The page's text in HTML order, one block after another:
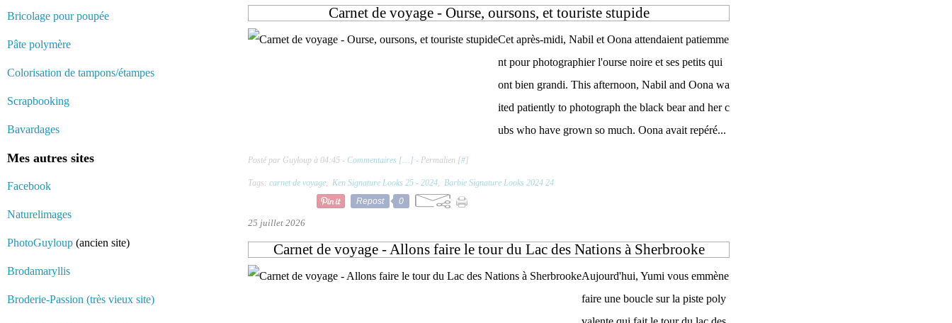
Bricolage pour poupée
Pâte polymère
Colorisation de tampons/étampes
Scrapbooking
Bavardages
Mes autres sites
Facebook
Naturelimages
PhotoGuyloup (ancien site)
Brodamaryllis
Broderie-Passion (très vieux site)
Carnet de voyage - Ourse, oursons, et touriste stupide
Cet après-midi, Nabil et Oona attendaient patiemme
nt pour photographier l'ourse noire et ses petits qui
ont bien grandi. This afternoon, Nabil and Oona wa
ited patiently to photograph the black bear and her c
ubs who have grown so much. Oona avait repéré...
Posté par Guyloup à 04:45 - Commentaires [… ] - Permalien [#]
Tags: carnet de voyage, Ken Signature Looks 25 - 2024, Barbie Signature Looks 2024 24
Repost
0
25 juillet 2026
Carnet de voyage - Allons faire le tour du Lac des Nations à Sherbrooke
Aujourd'hui, Yumi vous emmène
faire une boucle sur la piste poly